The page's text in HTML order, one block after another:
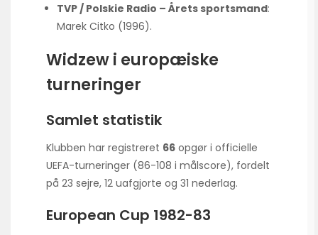
TVP / Polskie Radio – Årets sportsmand:
Marek Citko (1996).
Widzew i europæiske
turneringer
Samlet statistik
Klubben har registreret 66 opgør i officielle
UEFA-turneringer (86-108 i målscore), fordelt
på 23 sejre, 12 uafgjorte og 31 nederlag.
European Cup 1982-83